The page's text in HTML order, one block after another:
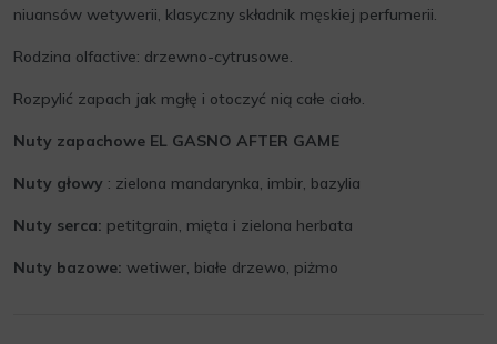
niuansów wetywerii, klasyczny składnik męskiej perfumerii.
Rodzina olfactive: drzewno-cytrusowe.
Rozpylić zapach jak mgłę i otoczyć nią całe ciało.
Nuty zapachowe EL GASNO AFTER GAME
Nuty głowy : zielona mandarynka, imbir, bazylia
Nuty serca: petitgrain, mięta i zielona herbata
Nuty bazowe: wetiwer, białe drzewo, piżmo